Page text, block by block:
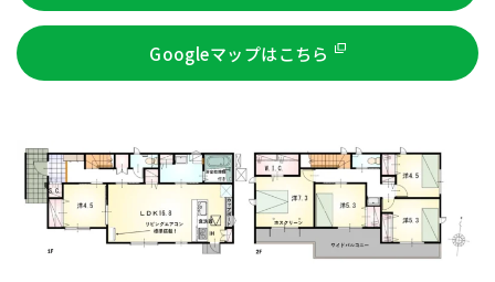
Googleマップはこちら